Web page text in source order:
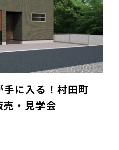
に入る！村田町
・見学会